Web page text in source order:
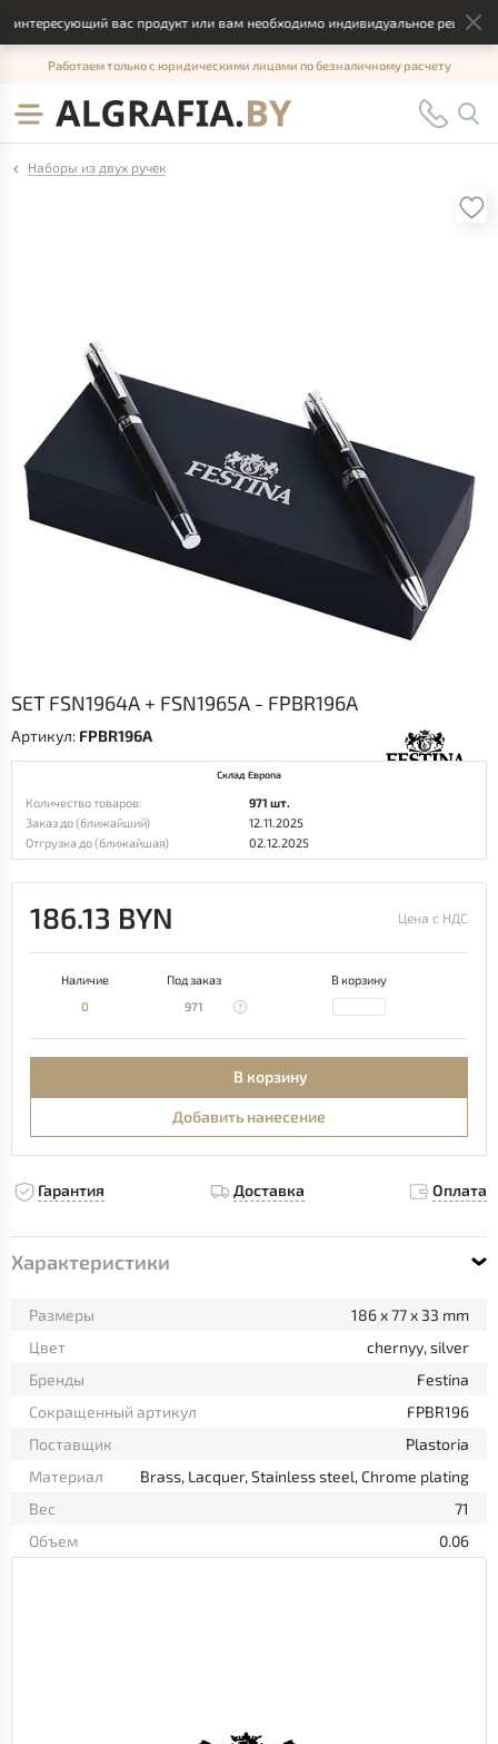
вас продукт или вам необходимо индивидуальное
Работаем только с юридическими лицами по безналичному расчету
Наборы из двух ручек
SET FSN1964A + FSN1965A - FPBR196A
Артикул: FPBR196A
Склад Европа
Количество товаров:
971 шт.
Заказ до (ближайший)
12.11.2025
Отгрузка до (ближайшая)
02.12.2025
186.13 BYN Цена с НДС
Наличие Под заказ
В корзину
0
971
В корзину
Добавить нанесение
Гарантия Доставка Оплата
Характеристики
Размеры
186 x 77 x 33 mm
Цвет
chernyy, silver
Бренды
Festina
Сокращенный артикул
FPBR196
Поставщик
Plastoria
Материал
Brass, Lacquer, Stainless steel, Chrome plating
Вес
71
Объем
0.06